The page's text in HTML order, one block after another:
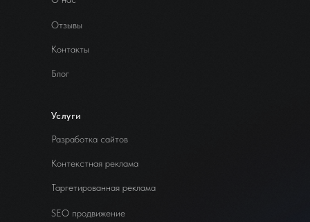
Отзывы
Контакты
Блог
Разработка сайтов
SEO продвижение
Услуги
Контекстная реклама
Таргетированная реклама